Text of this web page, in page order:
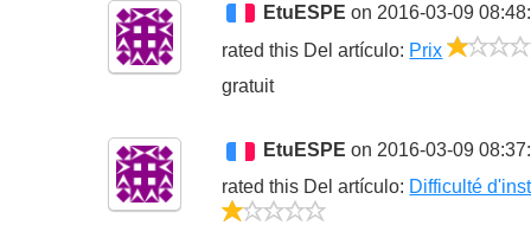
EtuESPE on 2016-03-09
rated this Del artículo: Prix
gratuit
EtuESPE on 2016-03-09
rated this Del artículo: Difficulté